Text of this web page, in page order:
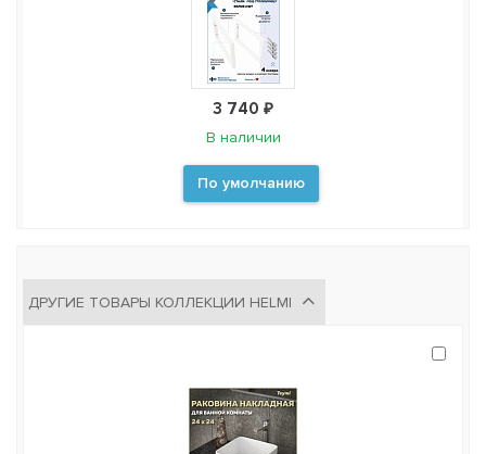
3 740 ₽
В наличии
По умолчанию
ДРУГИЕ ТОВАРЫ КОЛЛЕКЦИИ HELMI